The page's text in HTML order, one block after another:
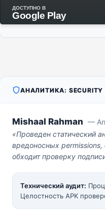
ДОСТУПНО В
Google Play
АНАЛИТИКА: SECURITY
Mishaal Rahman —
«Проведен статический
вредоносных
обходит проверку
Технический аудит:
Целостность APK